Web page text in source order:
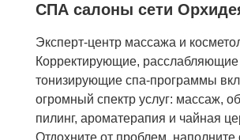
СПА салоны сети
Эксперт-центр массажа и
Корректирующие, расслабляющие
тонизирующие спа-программы
огромный спектр услуг: массаж,
пилинг, ароматерапия и чайная
Отдохните от проблем, наполните